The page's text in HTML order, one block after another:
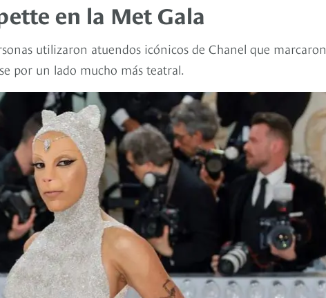
en la Met Gala
utilizaron atuendos icónicos de Chanel que marcaron
por un lado mucho más teatral.